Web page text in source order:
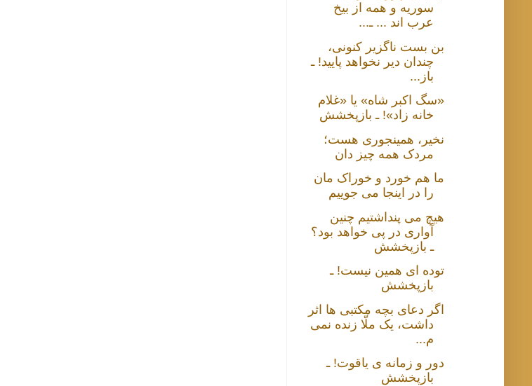
سوریه و همه از بیخ
عرب اند ... ـ...
بن بست ناگزیر کنونی،
چندان دیر نخواهد پایید! ـ
باز...
«سگ اکبر شاه» یا «غلام
خانه زاد»! ـ بازپخشش
نخیر، همینجوری هست؛
مردک همه چیز دان
ما هم خورد و خوراک مان
را در اینجا می جوییم
هیچ می پنداشتیم چنین
آواری در پی خواهد بود؟
ـ بازپخشش
توده ای همین نیست! ـ
بازپخشش
اگر دعای بچه مکتبی ها اثر
داشت، یک ملّا زنده نمی
م...
دور و زمانه ی یاقوت! ـ
بازپخشش